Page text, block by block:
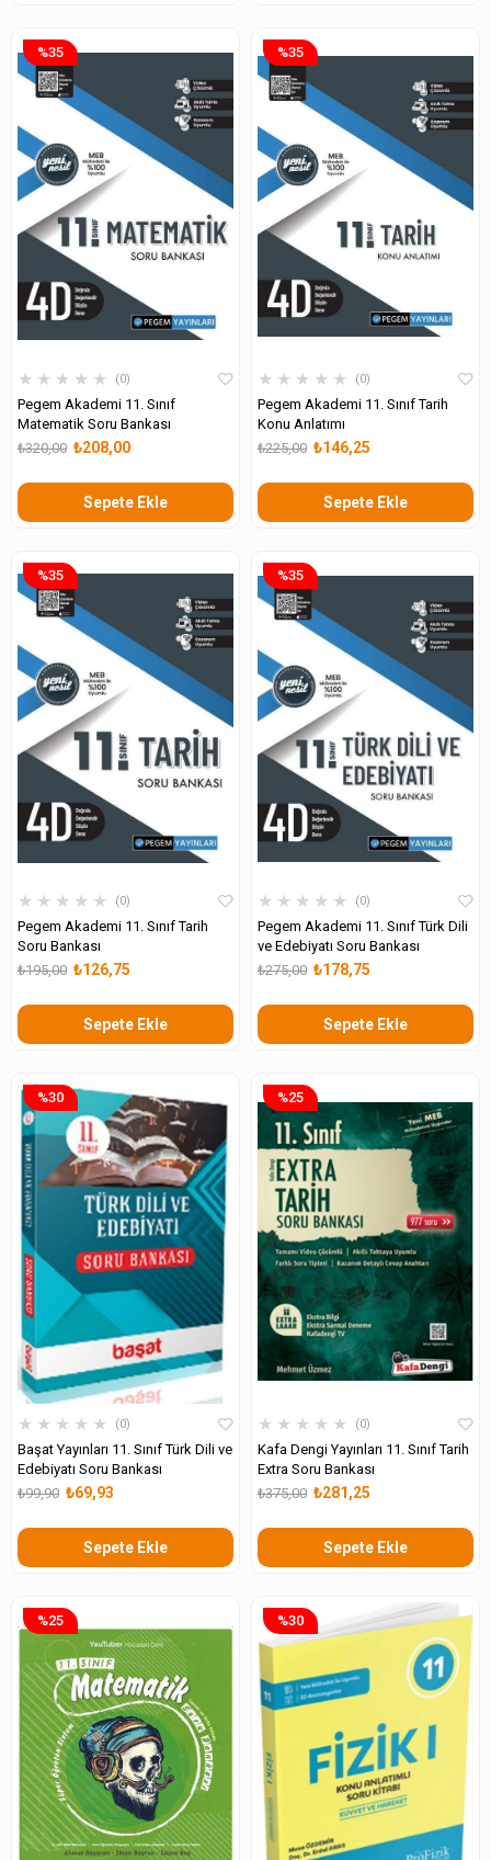
★ ★ ★ ★ ★ 0
Pegem Akademi 11. Sınıf
Matematik Soru Bankası
₺208,00
₺320,00
Sepete Ekle
%35
★ ★ ★ ★ ★ 0
Pegem Akademi 11. Sınıf Tarih
Konu Anlatımı
₺146,25
₺225,00
Sepete Ekle
%35
★ ★ ★ ★ ★ 0
Pegem Akademi 11. Sınıf Tarih
Soru Bankası
₺126,75
₺195,00
Sepete Ekle
%35
★ ★ ★ ★ ★ 0
Pegem Akademi 11. Sınıf Türk Dili
ve Edebiyatı Soru Bankası
₺178,75
₺275,00
Sepete Ekle
%35
★ ★ ★ ★ ★ 0
Başat Yayınları 11. Sınıf Türk Dili ve
Edebiyatı Soru Bankası
₺69,93
₺99,90
Sepete Ekle
%30
★ ★ ★ ★ ★ 0
Kafa Dengi Yayınları 11. Sınıf Tarih
Extra Soru Bankası
₺281,25
₺375,00
Sepete Ekle
%25
%25 %30